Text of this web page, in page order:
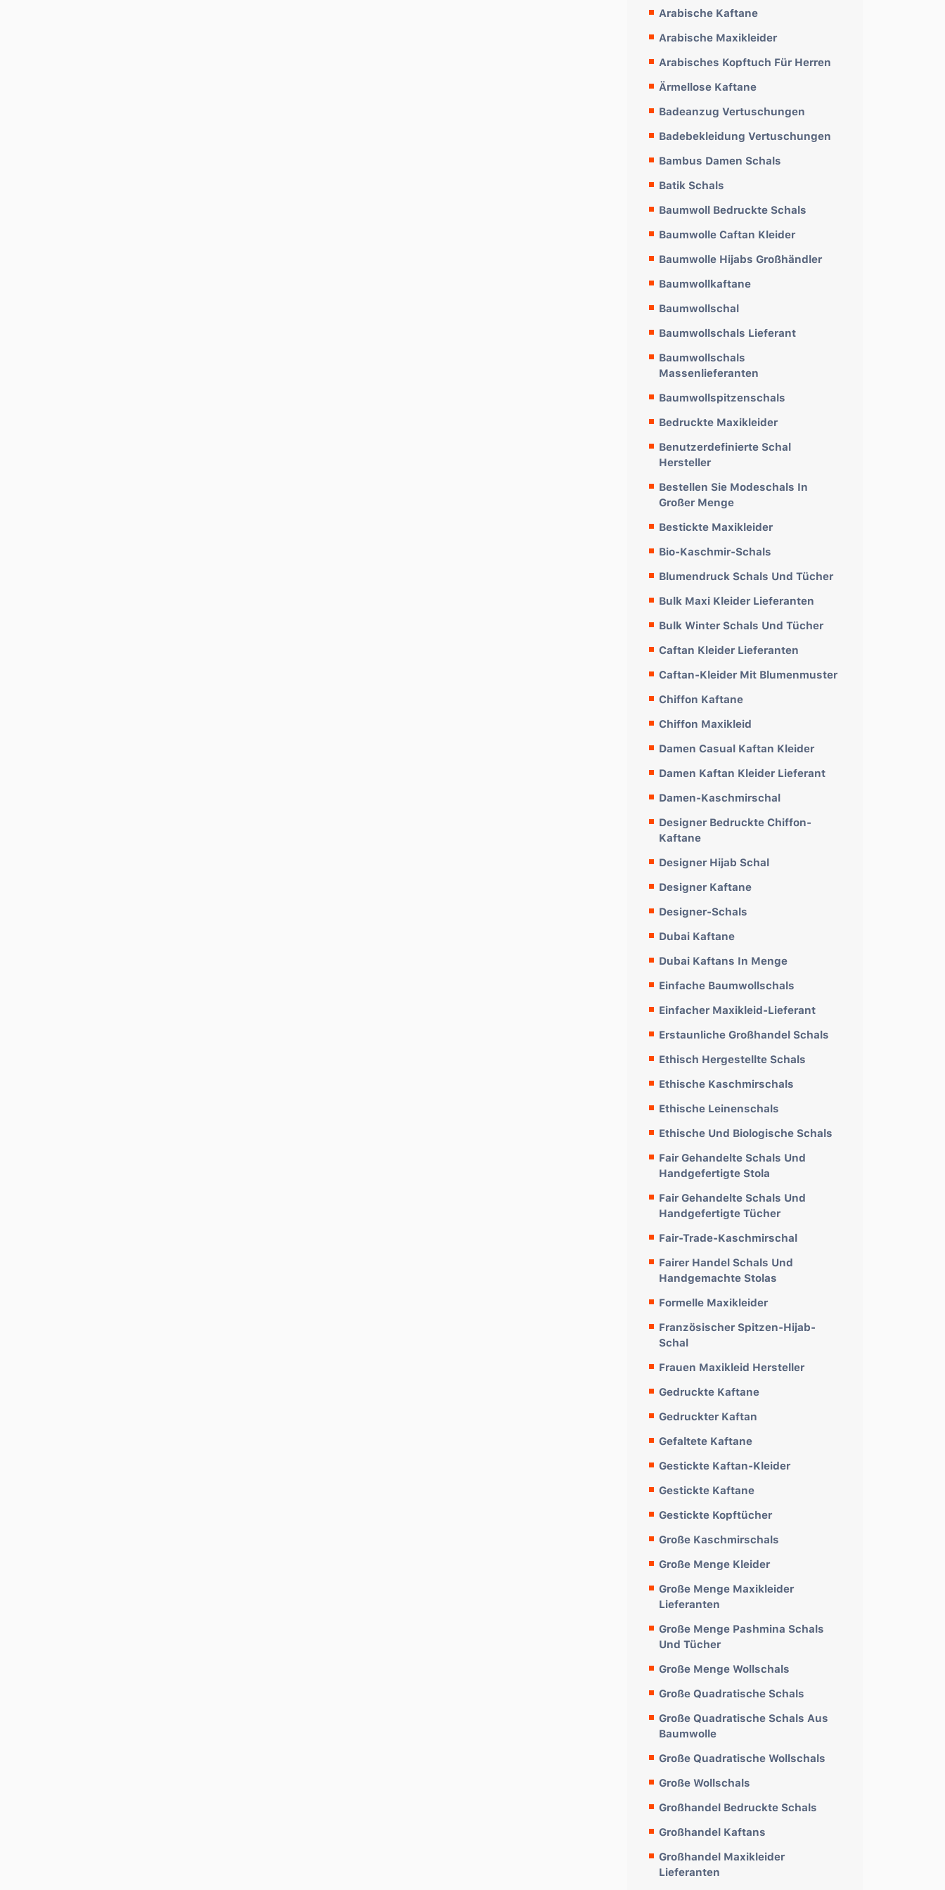
Arabische Kaftane
Arabische Maxikleider
Arabisches Kopftuch Für Herren
Ärmellose Kaftane
Badeanzug Vertuschungen
Badebekleidung Vertuschungen
Bambus Damen Schals
Batik Schals
Baumwoll Bedruckte Schals
Baumwolle Caftan Kleider
Baumwolle Hijabs Großhändler
Baumwollkaftane
Baumwollschal
Baumwollschals Lieferant
Baumwollschals
Massenlieferanten
Baumwollspitzenschals
Bedruckte Maxikleider
Benutzerdefinierte Schal
Hersteller
Bestellen Sie Modeschals In
Großer Menge
Bestickte Maxikleider
Bio-Kaschmir-Schals
Blumendruck Schals Und Tücher
Bulk Maxi Kleider Lieferanten
Bulk Winter Schals Und Tücher
Caftan Kleider Lieferanten
Caftan-Kleider Mit Blumenmuster
Chiffon Kaftane
Chiffon Maxikleid
Damen Casual Kaftan Kleider
Damen Kaftan Kleider Lieferant
Damen-Kaschmirschal
Designer Bedruckte Chiffon-
Kaftane
Designer Hijab Schal
Designer Kaftane
Designer-Schals
Dubai Kaftane
Dubai Kaftans In Menge
Einfache Baumwollschals
Einfacher Maxikleid-Lieferant
Erstaunliche Großhandel Schals
Ethisch Hergestellte Schals
Ethische Kaschmirschals
Ethische Leinenschals
Ethische Und Biologische Schals
Fair Gehandelte Schals Und
Handgefertigte Stola
Fair Gehandelte Schals Und
Handgefertigte Tücher
Fair-Trade-Kaschmirschal
Fairer Handel Schals Und
Handgemachte Stolas
Formelle Maxikleider
Französischer Spitzen-Hijab-
Schal
Frauen Maxikleid Hersteller
Gedruckte Kaftane
Gedruckter Kaftan
Gefaltete Kaftane
Gestickte Kaftan-Kleider
Gestickte Kaftane
Gestickte Kopftücher
Große Kaschmirschals
Große Menge Kleider
Große Menge Maxikleider
Lieferanten
Große Menge Pashmina Schals
Und Tücher
Große Menge Wollschals
Große Quadratische Schals
Große Quadratische Schals Aus
Baumwolle
Große Quadratische Wollschals
Große Wollschals
Großhandel Bedruckte Schals
Großhandel Kaftans
Großhandel Maxikleider
Lieferanten